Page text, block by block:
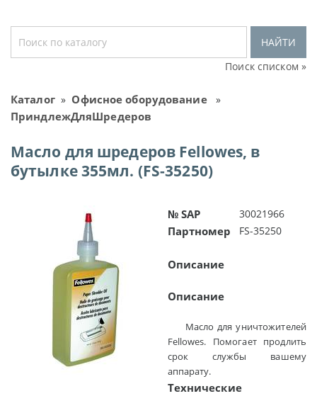
НАЙТИ
Поиск списком »
Каталог» Офисное оборудование»
ПриндлежДляШредеров
Масло для шредеров Fellowes, в
бутылке 355мл. (FS-35250)
№ SAP 30021966
Партномер FS-35250
Описание
Описание
Масло для уничтожителей
Fellowes. Помогает продлить
срок службы вашему
аппарату.
Технические